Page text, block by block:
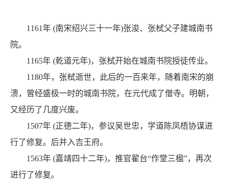
1161年 (南宋绍兴三十一年)张浚、张栻父子建城南书
院。
1165年 (乾道元年)，张栻开始在城南书院授徒传业。
1180年，张栻逝世，此后的一百来年，随着南宋的崩
溃，曾经盛极一时的城南书院，在元代成了僧寺。明朝，
又经历了几度兴废。
1507年 (正德二年)，参议吴世忠，学道陈凤梧协谋进
行了修复。后并入吉王府。
1563年 (嘉靖四十二年)，推官翟台“作堂三楹”，再次
进行了修复。